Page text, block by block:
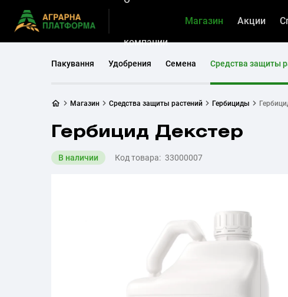
компании
Магазин Акции
Пакування Удобрения Семена Средства защиты
Магазин Средства защиты растений Гербициды
Гербицид Декстер
В наличии Код товара: 33000007